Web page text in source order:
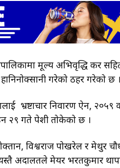
मूल्य अभिवृद्धि कर
गरेको ठहर गरेको छ ।
भ्रष्टाचार निवारण ऐन, २०५९
२९ गते पेशी तोकेको छ ।
विश्वराज पोखरेल र मेथुर
अदालतले मेयर भरतकुमार